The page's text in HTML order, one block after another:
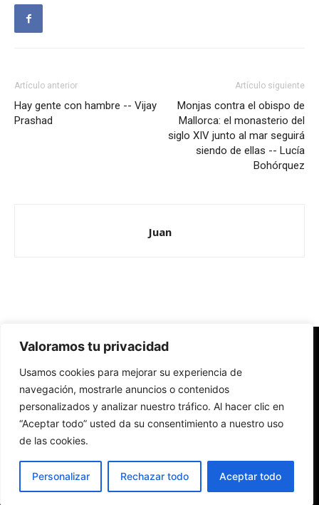
Valoramos tu privacidad
Usamos cookies para mejorar su experiencia de
navegación, mostrarle anuncios o contenidos
personalizados y analizar nuestro tráfico. Al hacer clic en
“Aceptar todo” usted da su consentimiento a nuestro uso
de las cookies.
Personalizar Rechazar todo Aceptar todo
Artículo anterior
Hay gente con hambre -- Vijay
Prashad
Artículo siguiente
Monjas contra el obispo de
Mallorca: el monasterio del
siglo XIV junto al mar seguirá
siendo de ellas -- Lucía
Bohórquez
Juan
Redes Cristianas
Una mirada alternativa sobre la Iglesia católica y la sociedad
- Colectivos de Redes Cristianas